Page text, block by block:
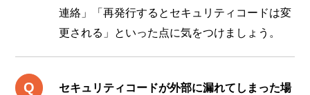
連絡」「再発行するとセキュリティコードは変
更される」といった点に気をつけましょう。
セキュリティコードが外部に漏れてしまった場